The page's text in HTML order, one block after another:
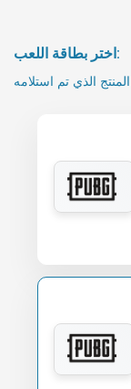
اختر بطاقة اللعب: